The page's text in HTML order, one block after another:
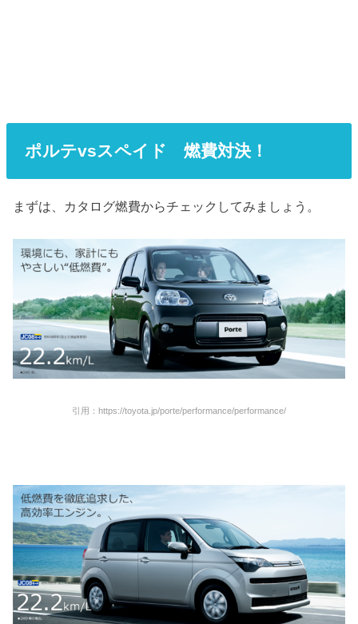
ポルテvsスペイド 燃費対決！
まずは、カタログ燃費からチェックしてみましょう。
引用：https://toyota.jp/porte/performance/performance/